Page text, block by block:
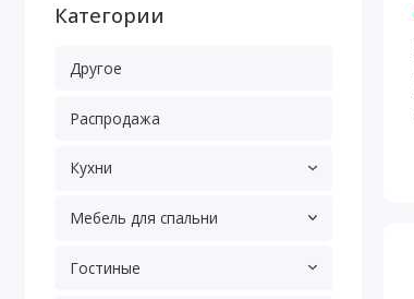
Категории
Другое
Распродажа
Кухни
Мебель для спальни
Гостиные